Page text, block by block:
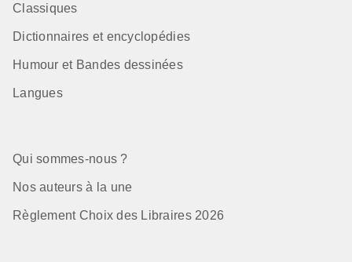
Classiques
Dictionnaires et encyclopédies
Humour et Bandes dessinées
Langues
Qui sommes-nous ?
Nos auteurs à la une
Règlement Choix des Libraires 2026